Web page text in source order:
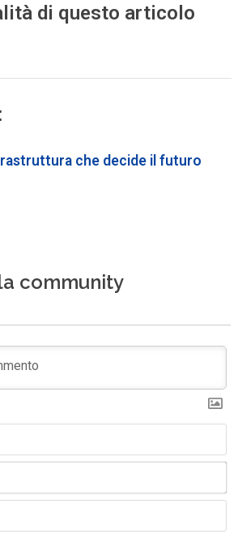
di questo articolo
che decide il futuro
community